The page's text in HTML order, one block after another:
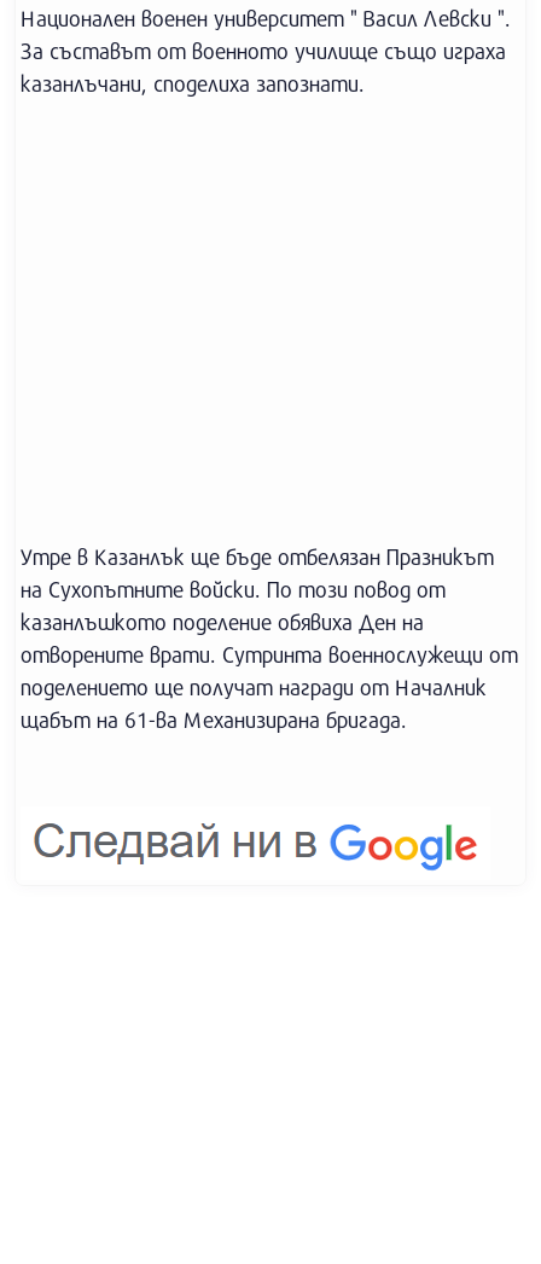
Национален военен университет " Васил Левски ".
За съставът от военното училище също играха
казанлъчани, споделиха запознати.
Утре в Казанлък ще бъде отбелязан Празникът
на Сухопътните войски. По този повод от
казанлъшкото поделение обявиха Ден на
отворените врати. Сутринта военнослужещи от
поделението ще получат награди от Началник
щабът на 61-ва Механизирана бригада.